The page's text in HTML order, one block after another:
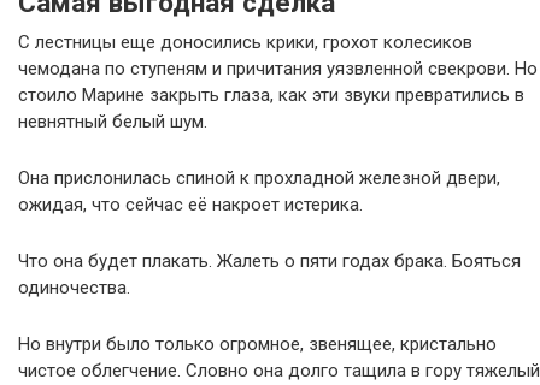
С лестницы еще доносились крики, грохот колесиков
чемодана по ступеням и причитания уязвленной свекрови. Но
стоило Марине закрыть глаза, как эти звуки превратились в
невнятный белый шум.
Она прислонилась спиной к прохладной железной двери,
ожидая, что сейчас её накроет истерика.
Что она будет плакать. Жалеть о пяти годах брака. Бояться
одиночества.
Но внутри было только огромное, звенящее, кристально
чистое облегчение. Словно она долго тащила в гору тяжелый